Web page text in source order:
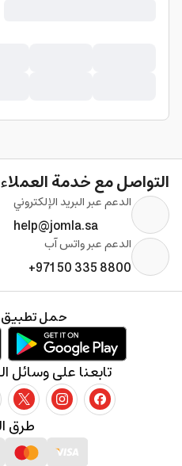
التواصل مع خدمة العملاء
الدعم عبر البريد الإلكتروني
help@jomla.sa
الدعم عبر واتس آب
+971 50 335 8800
طرق
تابعنا على وسائل
حمل تطبيق